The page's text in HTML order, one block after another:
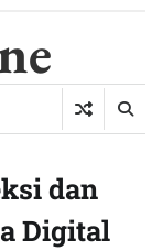
dan
Digital